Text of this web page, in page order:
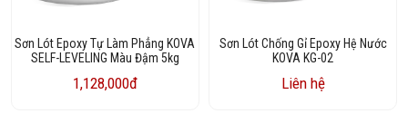
Sơn Lót Epoxy Tự Làm Phẳng KOVA
SELF-LEVELING Màu Đậm 5kg
1,128,000đ
Sơn Lót Chống Gỉ Epoxy Hệ Nước
KOVA KG-02
Liên hệ